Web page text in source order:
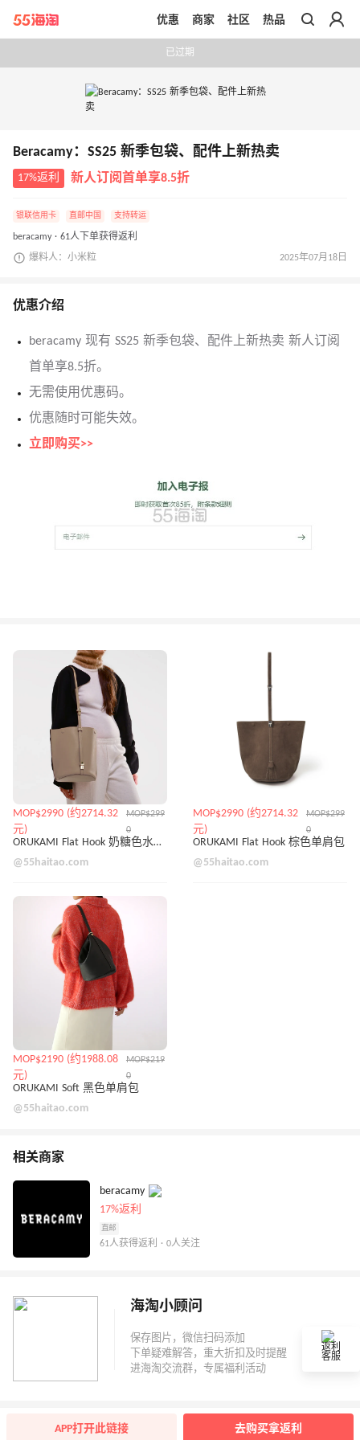
带你去官网买正品
优惠 商家 社区 热品
已过期
Beracamy：SS25 新季包袋、配件上新热卖
17%返利 新人订阅首单享8.5折
银联信用卡 直邮中国 支持转运
beracamy · 61人下单获得返利
爆料人：小米粒 2025年07月18日
优惠介绍
beracamy 现有 SS25 新季包袋、配件上新热卖 新人订阅
首单享8.5折。
无需使用优惠码。
优惠随时可能失效。
立即购买>>
MOP$2990 (约2714.32
元)
MOP$299
0
ORUKAMI Flat Hook 奶糖色水桶包
@55haitao.com
MOP$2990 (约2714.32
元)
MOP$299
0
ORUKAMI Flat Hook 棕色单肩包
@55haitao.com
MOP$2190 (约1988.08
元)
MOP$219
0
ORUKAMI Soft 黑色单肩包
@55haitao.com
相关商家
beracamy
17%返利
直邮
61人获得返利 · 0人关注
海淘小顾问
返利
客服
APP打开此链接 去购买拿返利